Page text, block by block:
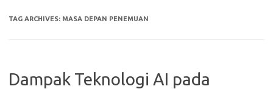
TAG ARCHIVES: MASA DEPAN PENEMUAN
Dampak Teknologi AI pada